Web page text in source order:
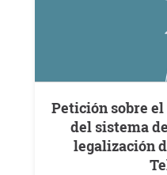
Petición sobre el mal funcionamiento
del sistema
legalización